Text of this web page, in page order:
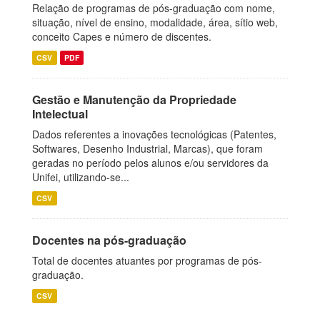
Relação de programas de pós-graduação com nome,
situação, nível de ensino, modalidade, área, sítio web,
conceito Capes e número de discentes.
CSV PDF
Gestão e Manutenção da Propriedade
Intelectual
Dados referentes a inovações tecnológicas (Patentes,
Softwares, Desenho Industrial, Marcas), que foram
geradas no período pelos alunos e/ou servidores da
Unifei, utilizando-se...
CSV
Docentes na pós-graduação
Total de docentes atuantes por programas de pós-
graduação.
CSV